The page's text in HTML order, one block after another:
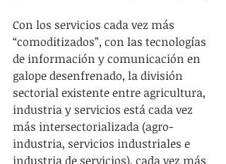
Con los servicios cada vez más
“comoditizados”, con las tecnologías
de información y comunicación en
galope desenfrenado, la división
sectorial existente entre agricultura,
industria y servicios está cada vez
más intersectorializada (agro-
industria, servicios industriales e
industria de servicios), cada vez más